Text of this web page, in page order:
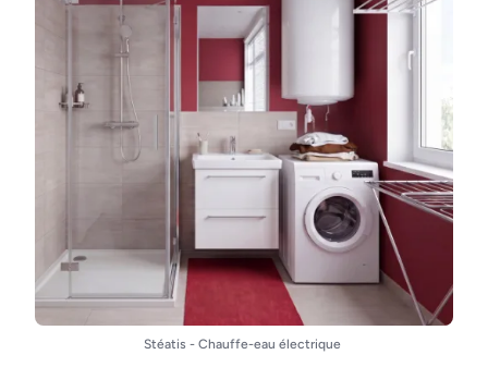
Stéatis - Chauffe-eau électrique